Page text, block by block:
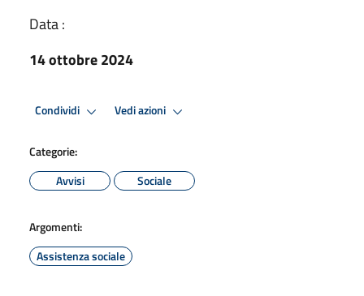
Data :
14 ottobre 2024
Condividi Vedi azioni
Categorie:
Avvisi
Sociale
Argomenti:
Assistenza sociale